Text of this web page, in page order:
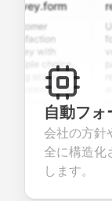
with
open-ended
valuable
about
products or
form
fields
自動フォ
会社の方針
全に構造化
します。